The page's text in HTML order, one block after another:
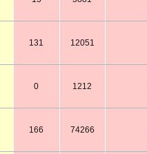
131 12051
0 1212
166 74266